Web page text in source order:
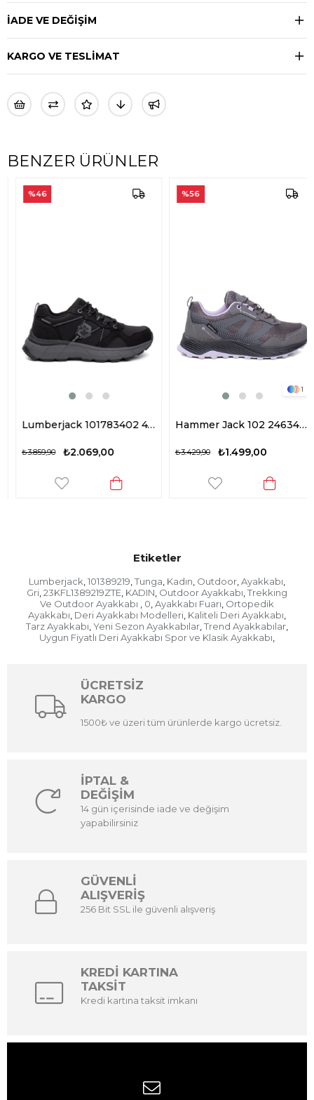
İADE VE DEĞİŞİM
KARGO VE TESLİMAT
BENZER ÜRÜNLER
Lumberjack 101783402 4W Kapari 4PR Kadın Outdoor Ayakkabı Siyah
₺2.069,00
₺3.859,90
%46
1
Hammer Jack 102 24634-M Marengo Kadın Outdoor Ayakkabı Gri
₺1.499,00
₺3.429,90
%56
Etiketler
Lumberjack, 101389219, Tunga, Kadın, Outdoor, Ayakkabı,
Gri, 23KFL1389219ZTE, KADIN, Outdoor Ayakkabı, Trekking
Ve Outdoor Ayakkabı , 0, Ayakkabı Fuarı, Ortopedik
Ayakkabı, Deri Ayakkabı Modelleri, Kaliteli Deri Ayakkabı,
Tarz Ayakkabı, Yeni Sezon Ayakkabılar, Trend Ayakkabılar,
Uygun Fiyatlı Deri Ayakkabı Spor ve Klasik Ayakkabı,
ÜCRETSİZ
KARGO
1500₺ ve üzeri tüm ürünlerde kargo ücretsiz.
İPTAL &
DEĞİŞİM
14 gün içerisinde iade ve değişim
yapabilirsiniz
GÜVENLİ
ALIŞVERİŞ
256 Bit SSL ile güvenli alışveriş
KREDİ KARTINA
TAKSİT
Kredi kartına taksit imkanı